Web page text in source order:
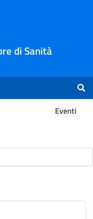
di Sanità
Eventi
-